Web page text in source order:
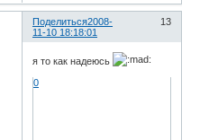
Поделиться 13
2008-
11-10 18:18:01
я то как надеюсь
0